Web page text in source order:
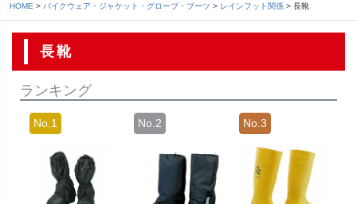
HOME バイクウェア・ジャケット・グローブ・ブーツ レインフット関係 長靴
長靴
ランキング